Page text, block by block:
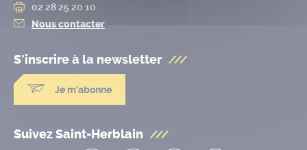
02 28 25 20 10
Nous contacter
S'inscrire à la newsletter
Je m'abonne
Suivez Saint-Herblain